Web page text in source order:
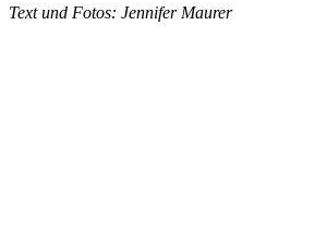
Text und Fotos: Jennifer Maurer